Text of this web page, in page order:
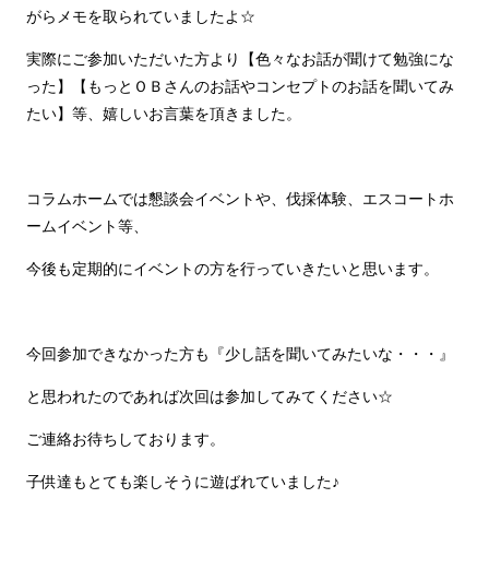
がらメモを取られていましたよ☆
実際にご参加いただいた方より【色々なお話が聞けて勉強にな
った】【もっとＯＢさんのお話やコンセプトのお話を聞いてみ
たい】等、嬉しいお言葉を頂きました。
コラムホームでは懇談会イベントや、伐採体験、エスコートホ
ームイベント等、
今後も定期的にイベントの方を行っていきたいと思います。
今回参加できなかった方も『少し話を聞いてみたいな・・・』
と思われたのであれば次回は参加してみてください☆
ご連絡お待ちしております。
子供達もとても楽しそうに遊ばれていました♪